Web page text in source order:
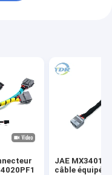
JAE
câble équipé